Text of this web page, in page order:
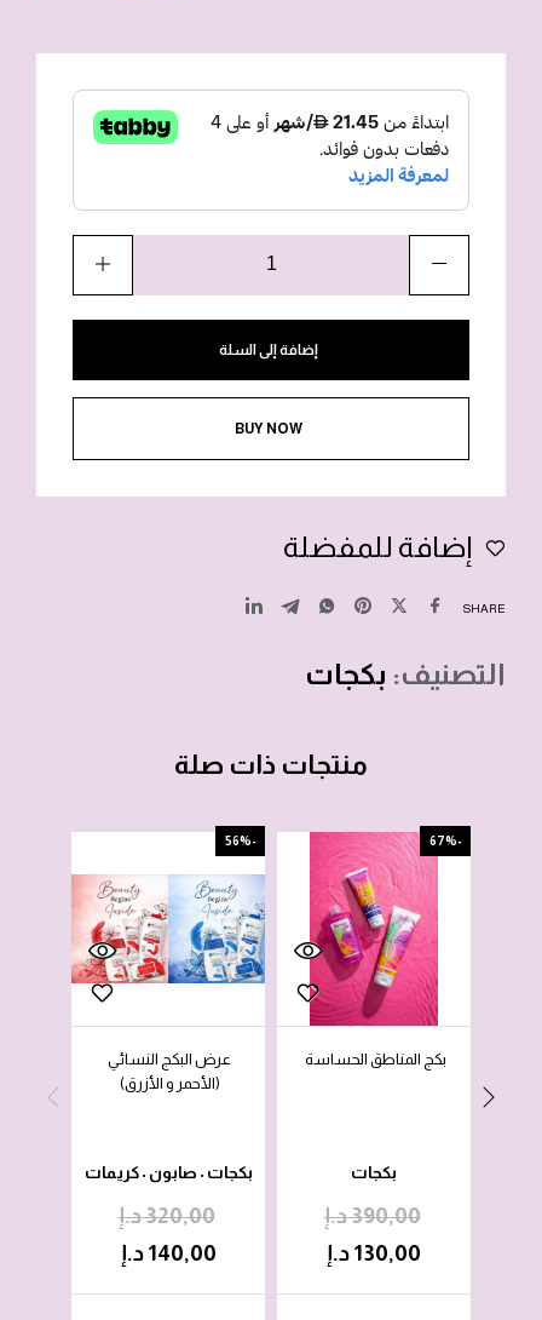
إضافة إلى السلة
BUY NOW
إضافة للمفضلة
SHARE
التصنيف: بكجات
منتجات ذات صلة
-67%
بكج المناطق الحساسة
بكجات
390,00د.إ
130,00 د.إ
-56%
عرض البكج النسائي
(الأحمر و الأزرق)
بكجات • صابون •كريمات
320,00د.إ
140,00 د.إ